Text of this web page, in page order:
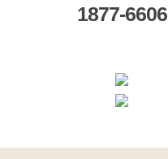
1877-6606